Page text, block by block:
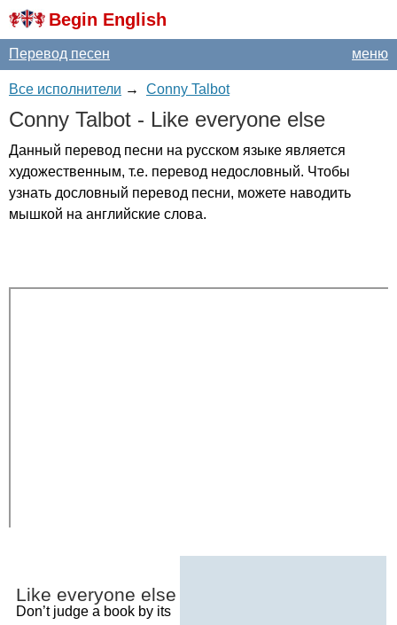
Begin English
меню
Перевод песен
Все исполнители → Conny Talbot
Conny Talbot - Like everyone else
Данный перевод песни на русском языке является
художественным, т.е. перевод недословный. Чтобы
узнать дословный перевод песни, можете наводить
мышкой на английские слова.
Like everyone else
Don’t judge a book by its